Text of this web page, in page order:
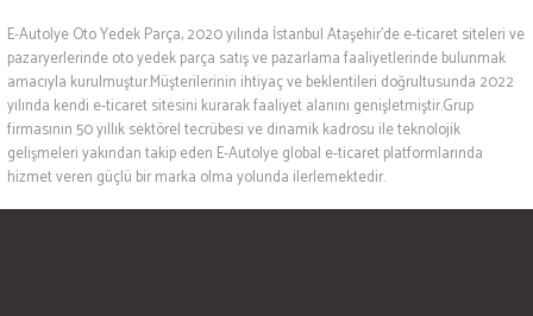
E-Autolye Oto Yedek Parça, 2020 yılında İstanbul Ataşehir’de e-ticaret siteleri ve
pazaryerlerinde oto yedek parça satış ve pazarlama faaliyetlerinde bulunmak
amacıyla kurulmuştur.Müşterilerinin ihtiyaç ve beklentileri doğrultusunda 2022
yılında kendi e-ticaret sitesini kurarak faaliyet alanını genişletmiştir.Grup
firmasının 50 yıllık sektörel tecrübesi ve dinamik kadrosu ile teknolojik
gelişmeleri yakından takip eden E-Autolye global e-ticaret platformlarında
hizmet veren güçlü bir marka olma yolunda ilerlemektedir.